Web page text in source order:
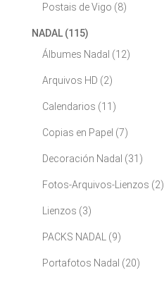
Postais de Vigo (8)
NADAL (115)
Álbumes Nadal (12)
Arquivos HD (2)
Calendarios (11)
Copias en Papel (7)
Decoración Nadal (31)
Fotos-Arquivos-Lienzos (2)
Lienzos (3)
PACKS NADAL (9)
Portafotos Nadal (20)